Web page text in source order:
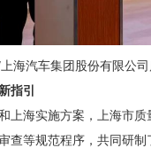
上海汽车集团股份有限公
指引
上海实施方案，上海市
查等规范程序，共同研